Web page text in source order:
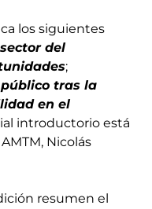
los siguientes
del
;
tras la
en el
introductorio está
Nicolás
resumen el